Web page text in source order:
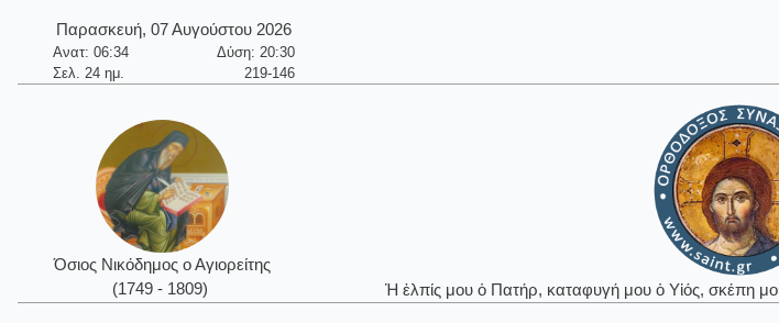
Παρασκευή, 07 Αυγούστου 2026
Ανατ: 06:34
Δύση: 20:30
Σελ. 24 ημ.
219-146
Όσιος Νικόδημος ο Αγιορείτης
(1749 - 1809)
Ἡ ἐλπίς μου ὁ Πατήρ, καταφυγή μου ὁ Υἱός, σκέπη